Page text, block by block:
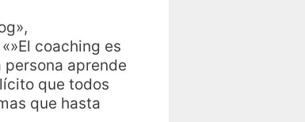
coaching es
aprende
que todos
que hasta